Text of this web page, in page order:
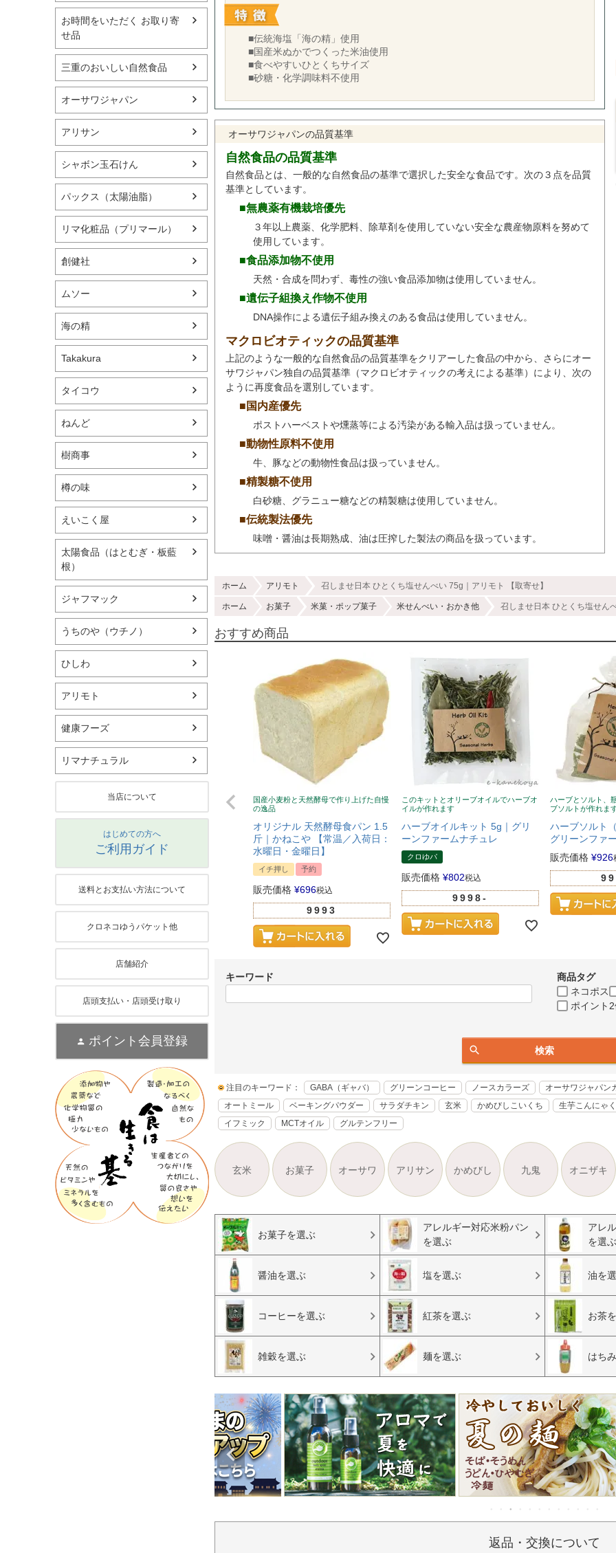
お時間をいただく お取り寄
せ品
三重のおいしい自然食品
オーサワジャパン
アリサン
シャボン玉石けん
パックス（太陽油脂）
リマ化粧品（プリマール）
創健社
ムソー
海の精
Takakura
タイコウ
ねんど
樹商事
樽の味
えいこく屋
太陽食品（はとむぎ・板藍
根）
ジャフマック
うちのや（ウチノ）
ひしわ
アリモト
健康フーズ
リマナチュラル
当店について
はじめての方へ
ご利用ガイド
送料とお支払い方法について
クロネコゆうパケット他
店舗紹介
店頭支払い・店頭受け取り
ポイント会員登録
■伝統海塩「海の精」使用
■国産米ぬかでつくった米油使用
■食べやすいひとくちサイズ
■砂糖・化学調味料不使用
オーサワジャパンの品質基準
自然食品の品質基準
自然食品とは、一般的な自然食品の基準で選択した安全な食品です。次の３点を品質
基準としています。
■無農薬有機栽培優先
３年以上農薬、化学肥料、除草剤を使用していない安全な農産物原料を努めて
使用しています。
■食品添加物不使用
天然・合成を問わず、毒性の強い食品添加物は使用していません。
■遺伝子組換え作物不使用
DNA操作による遺伝子組み換えのある食品は使用していません。
マクロビオティックの品質基準
上記のような一般的な自然食品の品質基準をクリアーした食品の中から、さらにオー
サワジャパン独自の品質基準（マクロビオティックの考えによる基準）により、次の
ように再度食品を選別しています。
■国内産優先
ポストハーベストや燻蒸等による汚染がある輸入品は扱っていません。
■動物性原料不使用
牛、豚などの動物性食品は扱っていません。
■精製糖不使用
白砂糖、グラニュー糖などの精製糖は使用していません。
■伝統製法優先
味噌・醤油は長期熟成、油は圧搾した製法の商品を扱っています。
ホーム アリモト 召しませ日本 ひとくち塩せんべい 75g｜アリモト 【取寄せ】
ホーム お菓子 米菓・ポップ菓子 米せんべい・おかき他 召しませ日本 ひとくち塩せん
おすすめ商品
国産小麦粉と天然酵母で作り上げた自慢
の逸品
オリジナル 天然酵母食パン 1.5
斤｜かねこや 【常温／入荷日：
水曜日・金曜日】
イチ押し 予約
販売価格 ¥696税込
9993
このキットとオリーブオイルでハーブオ
イルが作れます
ハーブオイルキット 5g｜グリ
ーンファームナチュレ
クロゆパ
販売価格 ¥802税込
9998-
ハーブとソルト、
ブソルトが作れま
ハーブソルト
グリーンファ
販売価格 ¥926
キーワード
商品タグ
ネコポス
ポイント
検索
注目のキーワード： GABA（ギャバ） グリーンコーヒー ノースカラーズ オーサワジャパン
オートミール
ベーキングパウダー サラダチキン 玄米 かめびしこいくち 生芋こんにゃく
イフミック
MCTオイル グルテンフリー
玄米 お菓子 オーサワ アリサン かめびし 九鬼 オニザキ
お菓子を選ぶ
アレルギー対応米粉パン
を選ぶ
アレ
を選ぶ
醤油を選ぶ 塩を選ぶ 油を
コーヒーを選ぶ 紅茶を選ぶ お茶
雑穀を選ぶ 麺を選ぶ はち
返品・交換について